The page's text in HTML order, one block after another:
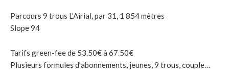
Parcours 9 trous L’Airial, par 31, 1 854 mètres
Slope 94
Tarifs green-fee de 53.50€ à 67.50€
Plusieurs formules d’abonnements, jeunes, 9 trous, couple…